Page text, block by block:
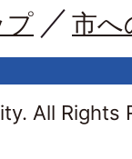
プ
市へ
All Rights